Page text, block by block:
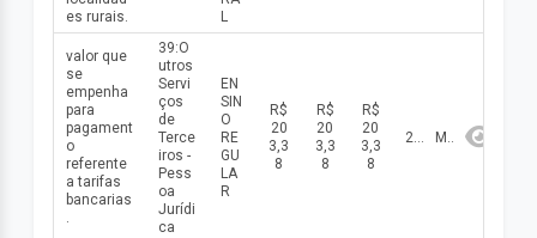
es rurais.
L
valor que
se
empenha
para
pagament
o
referente
a tarifas
bancarias
.
39:O
utros
Servi
ços
de
Terce
iros -
Pess
oa
Jurídi
ca
EN
SIN
O
RE
GU
LA
R
R$
20
3,3
8
R$
20
3,3
8
R$
20
3,3
8
2026 Maio